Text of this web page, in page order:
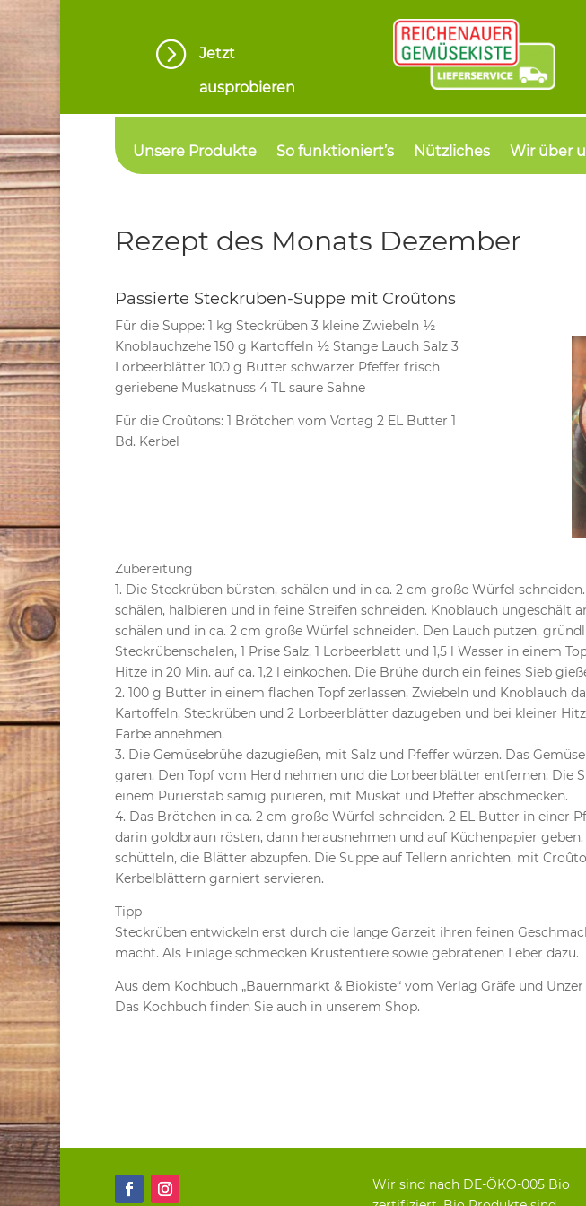
=
Jetzt
ausprobieren
Unsere Produkte So funktioniert’s Nützliches Wir über
Rezept des Monats Dezember
Passierte Steckrüben-Suppe mit Croûtons
Für die Suppe: 1 kg Steckrüben 3 kleine Zwiebeln ½
Knoblauchzehe 150 g Kartoffeln ½ Stange Lauch Salz 3
Lorbeerblätter 100 g Butter schwarzer Pfeffer frisch
geriebene Muskatnuss 4 TL saure Sahne
Für die Croûtons: 1 Brötchen vom Vortag 2 EL Butter 1
Bd. Kerbel
Zubereitung
1. Die Steckrüben bürsten, schälen und in ca. 2 cm große Würfel
schälen, halbieren und in feine Streifen schneiden. Knoblauch ungeschält
schälen und in ca. 2 cm große Würfel schneiden. Den Lauch putzen,
Steckrübenschalen, 1 Prise Salz, 1 Lorbeerblatt und 1,5 l Wasser in einem
Hitze in 20 Min. auf ca. 1,2 l einkochen. Die Brühe durch ein feines Sieb
2. 100 g Butter in einem flachen Topf zerlassen, Zwiebeln und Knoblauch
Kartoffeln, Steckrüben und 2 Lorbeerblätter dazugeben und bei kleiner
Farbe annehmen.
3. Die Gemüsebrühe dazugießen, mit Salz und Pfeffer würzen. Das
garen. Den Topf vom Herd nehmen und die Lorbeerblätter entfernen. Die
einem Pürierstab sämig pürieren, mit Muskat und Pfeffer abschmecken.
4. Das Brötchen in ca. 2 cm große Würfel schneiden. 2 EL Butter in einer
darin goldbraun rösten, dann herausnehmen und auf Küchenpapier
schütteln, die Blätter abzupfen. Die Suppe auf Tellern anrichten, mit
Kerbelblättern garniert servieren.
Tipp
Steckrüben entwickeln erst durch die lange Garzeit ihren feinen
macht. Als Einlage schmecken Krustentiere sowie gebratenen Leber dazu.
Aus dem Kochbuch „Bauernmarkt & Biokiste“ vom Verlag Gräfe und Unzer
Das Kochbuch finden Sie auch in unserem Shop.
Wir sind nach DE-ÖKO-005 Bio